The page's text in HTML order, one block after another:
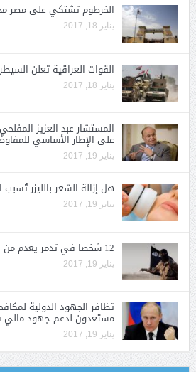
الخرطوم تشتكي على مصر
يناير 18, 2017
القوات العراقية تعلن
يناير 18, 2017
المستشار عبد العزيز
على الإطار الأساسي
يناير 19, 2017
هل إزالة الشعر بالليزر
يناير 19, 2017
12 شخصا في تدمر يعدم من قبل داعش
يناير 19, 2017
تظافر الجهود الدولية
مستعدون لدعم جهود مالي
يناير 19, 2017